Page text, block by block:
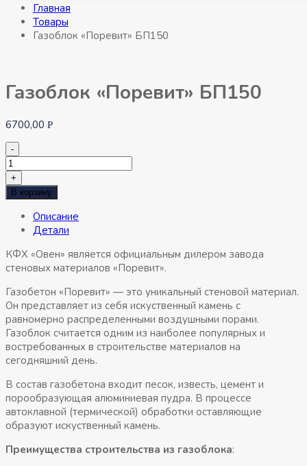
Главная
Товары
Газоблок «Поревит» БП150
Газоблок «Поревит» БП150
6700,00 Р
-
Количество
товара
Газоблок
«Поревит»
БП150
+
В корзину
Описание
Детали
КФХ «Овен» является официальным дилером завода
стеновых материалов «Поревит».
Газобетон «Поревит» — это уникальный стеновой материал.
Он представляет из себя искуственный камень с
равномерно распределенными воздушными порами.
Газоблок считается одним из наиболее популярных и
востребованных в строительстве материалов на
сегодняшний день.
В состав газобетона входит песок, известь, цемент и
порообразующая алюминиевая пудра. В процессе
автоклавной (термической) обработки оставляющие
образуют искуственный камень.
Преимущества строительства из газоблока: